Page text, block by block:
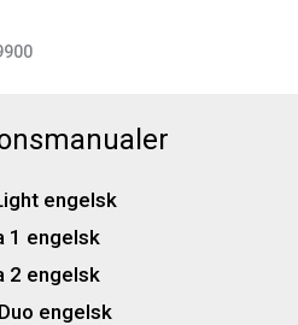
engelsk
1 engelsk
2 engelsk
engelsk